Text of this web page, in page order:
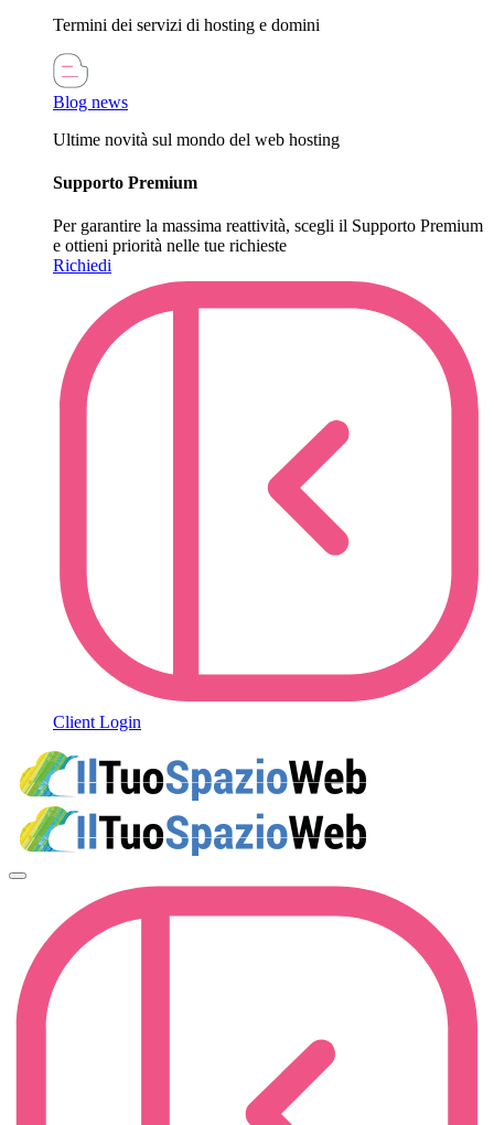
Termini dei servizi di hosting e domini
Blog news
Ultime novità sul mondo del web hosting
Supporto Premium
Per garantire la massima reattività, scegli il Supporto Premium
e ottieni priorità nelle tue richieste
Richiedi
Client Login